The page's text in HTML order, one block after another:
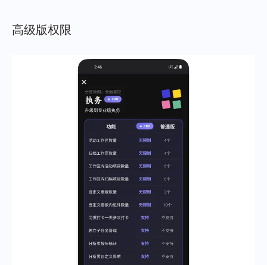
高级版权限